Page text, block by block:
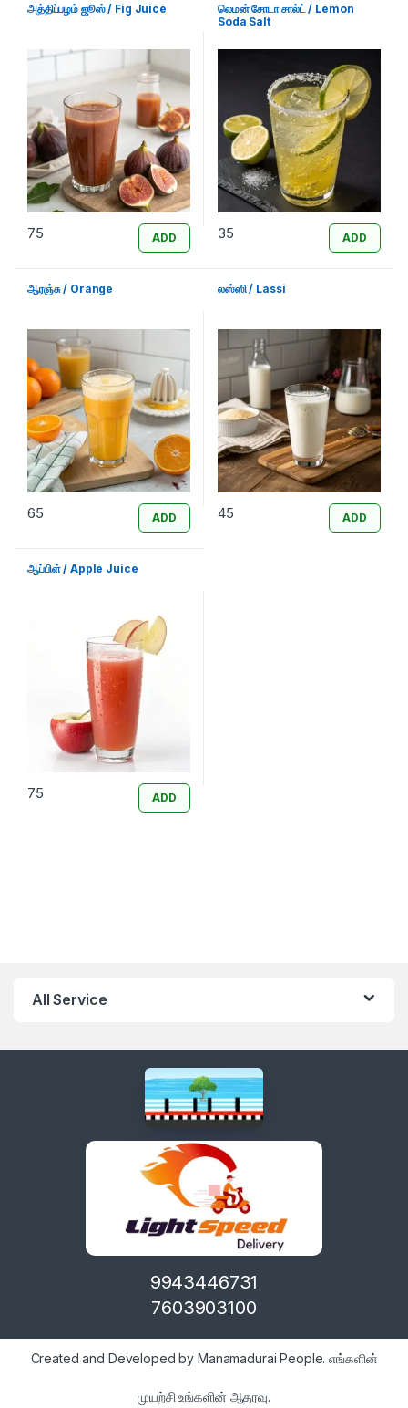
அத்திப்பழம் ஜூஸ் / Fig Juice
75 ADD
லெமன் சோடா சால்ட் / Lemon
Soda Salt
35 ADD
ஆரஞ்சு / Orange
65 ADD
லஸ்ஸி / Lassi
45 ADD
ஆப்பிள் / Apple Juice
75 ADD
All Service
9943446731
7603903100
Created and Developed by Manamadurai People. எங்களின்
முயற்சி உங்களின் ஆதரவு.